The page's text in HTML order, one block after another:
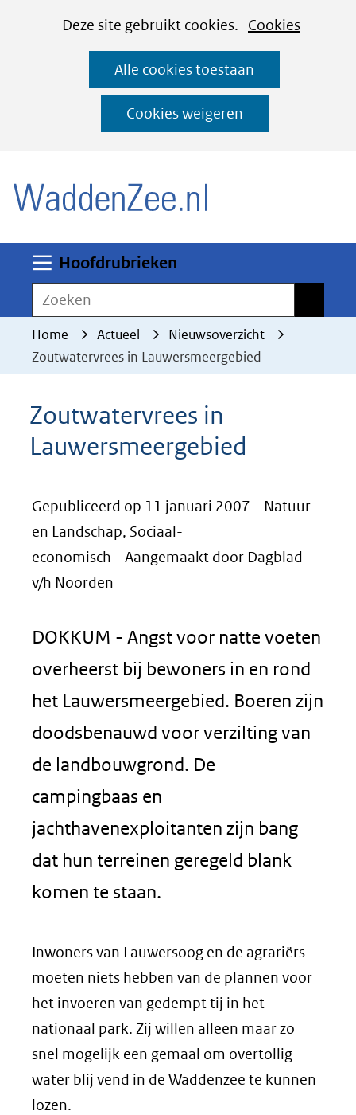
CookiesDeze site gebruikt cookies. Cookies
deze
worden
toegestaan
geweigerd.
Alle cookies toestaan
Cookies weigeren
Ga
naar
de
inhoud
Hoofdrubrieken
Zoeken
Home Actueel
Nieuwsoverzicht
Zoutwatervrees in Lauwersmeergebied
Zoutwatervrees in
Lauwersmeergebied
Gepubliceerd op 11 januari 2007
Natuur
en Landschap, Sociaal-
economisch
Aangemaakt door Dagblad
v/h Noorden
DOKKUM - Angst voor natte voeten
overheerst bij bewoners in en rond
het Lauwersmeergebied. Boeren zijn
doodsbenauwd voor verzilting van
de landbouwgrond. De
campingbaas en
jachthavenexploitanten zijn bang
dat hun terreinen geregeld blank
komen te staan.
Inwoners van Lauwersoog en de agrariërs
moeten niets hebben van de plannen voor
het invoeren van gedempt tij in het
nationaal park. Zij willen alleen maar zo
snel mogelijk een gemaal om overtollig
water blij vend in de Waddenzee te kunnen
lozen.